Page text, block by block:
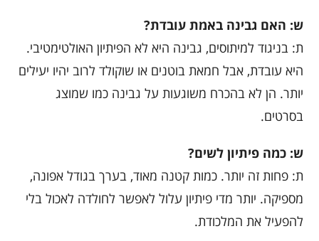
ש: האם גבינה באמת עובדת?
ת: בניגוד למיתוסים, גבינה היא לא הפיתיון האולטימטיבי.
היא עובדת, אבל חמאת בוטנים או שוקולד לרוב יהיו יעילים
יותר. הן לא בהכרח משוגעות על גבינה כמו שמוצג
בסרטים.
ש: כמה פיתיון לשים?
ת: פחות זה יותר. כמות קטנה מאוד, בערך בגודל אפונה,
מספיקה. יותר מדי פיתיון עלול לאפשר לחולדה לאכול בלי
להפעיל את המלכודת.